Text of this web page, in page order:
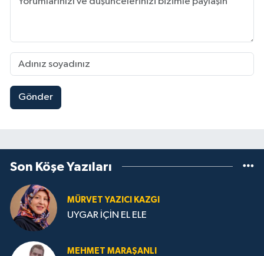
Gönder
Son Köşe Yazıları
MÜRVET YAZICI KAZGI
UYGAR İÇİN EL ELE
MEHMET MARAŞANLI